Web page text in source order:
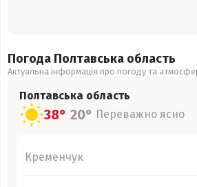
Погода Полтавська область
Актуальна інформація про погоду та
Полтавська область
38° 20° Переважно ясно
Кременчук